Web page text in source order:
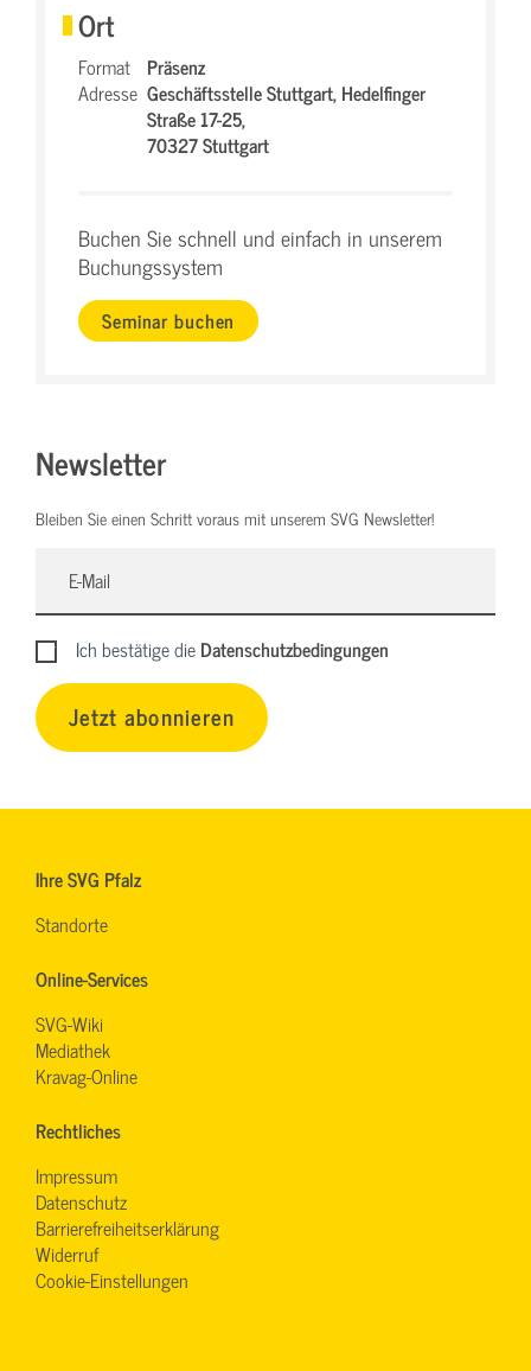
Ort
Format Präsenz
Adresse Geschäftsstelle Stuttgart,Hedelfinger
Straße 17-25,
70327 Stuttgart
Buchen Sie schnell und einfach in unserem
Buchungssystem
Seminar buchen
Newsletter
Bleiben Sie einen Schritt voraus mit unserem SVG Newsletter!
Ich bestätige dieDatenschutzbedingungen
Jetzt abonnieren
Ihre SVG Pfalz
Standorte
Online-Services
SVG-Wiki
Mediathek
Kravag-Online
Rechtliches
Impressum
Datenschutz
Barrierefreiheitserklärung
Widerruf
Cookie-Einstellungen